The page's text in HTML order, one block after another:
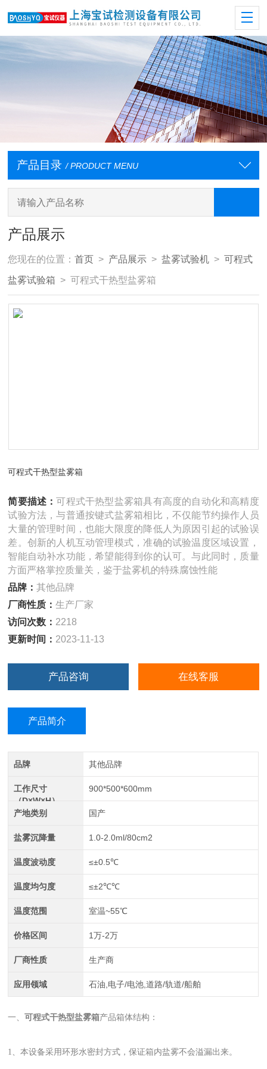
产品目录 / PRODUCT MENU
产品展示
您现在的位置：首页 > 产品展示 >盐雾试验机 >可程式
盐雾试验箱 > 可程式干热型盐雾箱
可程式干热型盐雾箱
简要描述：可程式干热型盐雾箱具有高度的自动化和高精度
试验方法，与普通按键式盐雾箱相比，不仅能节约操作人员
大量的管理时间，也能大限度的降低人为原因引起的试验误
差。创新的人机互动管理模式，准确的试验温度区域设置，
智能自动补水功能，希望能得到你的认可。与此同时，质量
方面严格掌控质量关，鉴于盐雾机的特殊腐蚀性能
品牌：其他品牌
厂商性质：生产厂家
访问次数： 2218
更新时间： 2023-11-13
产品咨询 在线客服
产品简介
品牌 其他品牌
工作尺寸
（D×W×H）
900*500*600mm
产地类别 国产
盐雾沉降量 1.0-2.0ml/80cm2
温度波动度 ≤±0.5℃
温度均匀度 ≤±2℃℃
温度范围 室温~55℃
价格区间 1万-2万
厂商性质 生产商
应用领域 石油,电子/电池,道路/轨道/船舶
一、可程式干热型盐雾箱产品箱体结构：
1、本设备采用环形水密封方式，保证箱内盐雾不会溢漏出来。